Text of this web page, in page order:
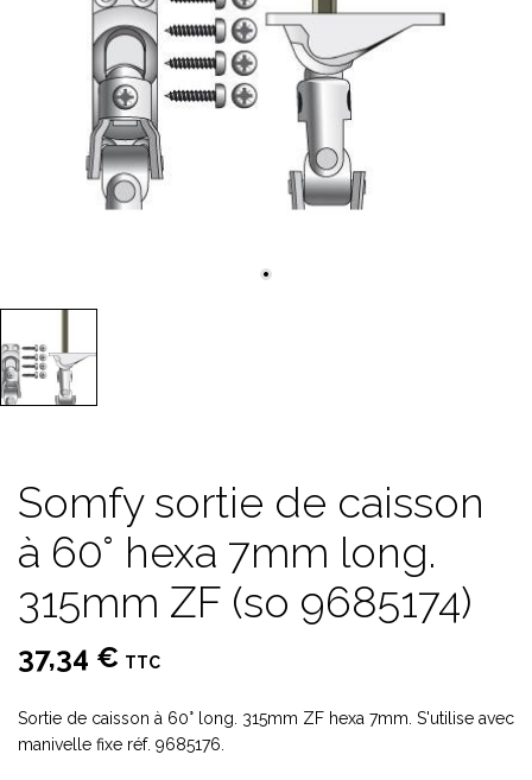
Somfy sortie de caisson
à 60° hexa 7mm long.
315mm ZF (so 9685174)
37,34 € TTC
Sortie de caisson à 60° long. 315mm ZF hexa 7mm. S'utilise avec
manivelle fixe réf. 9685176.